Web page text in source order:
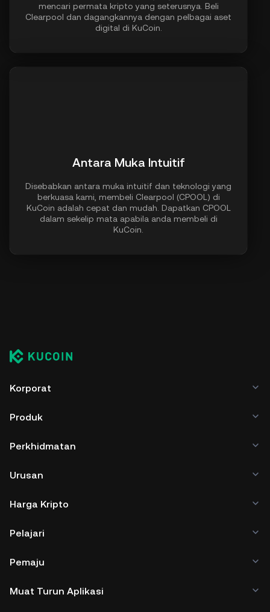
mencari permata kripto yang seterusnya. Beli
Clearpool dan dagangkannya dengan pelbagai aset
digital di KuCoin.
Antara Muka Intuitif
Disebabkan antara muka intuitif dan teknologi yang
berkuasa kami, membeli Clearpool (CPOOL) di
KuCoin adalah cepat dan mudah. Dapatkan CPOOL
dalam sekelip mata apabila anda membeli di
KuCoin.
Korporat
Produk
Perkhidmatan
Urusan
Harga Kripto
Pelajari
Pemaju
Muat Turun Aplikasi